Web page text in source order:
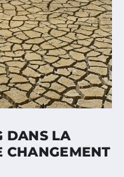
DANS LA
CHANGEMENT